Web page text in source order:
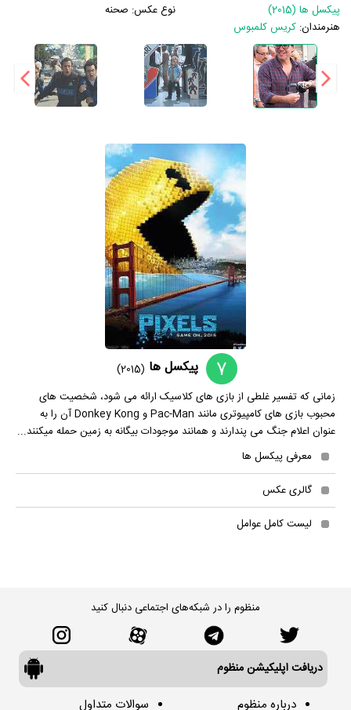
پیکسل ها (2015)
نوع عکس: صحنه
هنرمندان:کریس کلمبوس
7 پیکسل ها (2015)
زمانی که تفسیر غلطی از بازی های کلاسیک ارائه می شود، شخصیت های
محبوب بازی های کامپیوتری مانند Pac-Man و Donkey Kong آن را به
عنوان اعلام جنگ می پندارند و همانند موجودات بیگانه به زمین حمله میکنند...
معرفی پیکسل ها
گالری عکس
لیست کامل عوامل
منظوم را در شبکه‌های اجتماعی دنبال کنید
دریافت اپلیکیشن منظوم
درباره منظوم سوالات متداول